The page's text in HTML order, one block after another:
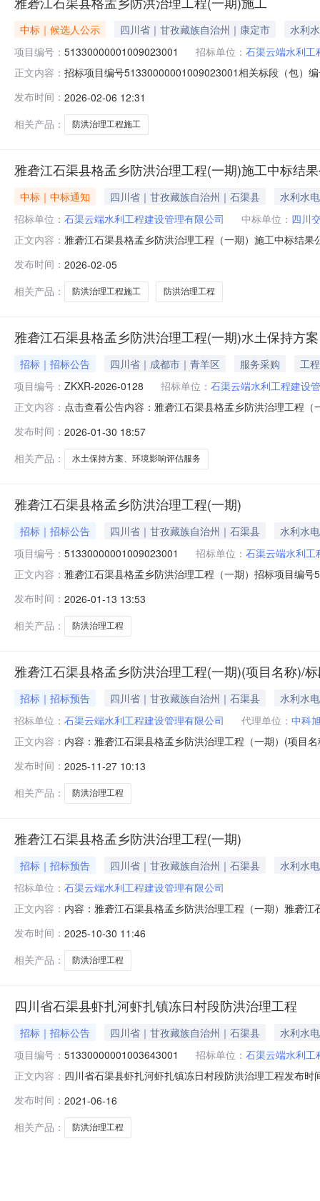
中标｜候选人公示 四川省｜甘孜藏族自治州｜康定市
水利
项目编号： 51330000001009023001 招标单位： 石渠云端水利工
正文内容： 招标项目编号51330000001009023001相关标段（包）
招标代理机构中科旭日建设集团有限公司招标代理机构
发布时间： 2026-02-06 12:31
相关产品：
防洪治理工程施工
雅砻江石渠县格孟乡防洪治理工程(一期)施工中标结
中标｜中标通知 四川省｜甘孜藏族自治州｜石渠县
水利水电
招标单位： 石渠云端水利工程建设管理有限公司 中标单位： 四川
正文内容： 雅砻江石渠县格孟乡防洪治理工程（一期）施工中标结
沿河西路1号工商大厦中标单位四川交建天路建设工程有
发布时间： 2026-02-05
相关产品：
防洪治理工程施工 防洪治理工程
雅砻江石渠县格孟乡防洪治理工程(一期)水土保持方
招标｜招标公告 四川省｜成都市｜青羊区 服务采购
工程
项目编号： ZKXR-2026-0128 招标单位： 石渠云端水利工程建设
正文内容： 点击查看公告内容：雅砻江石渠县格孟乡防洪治理工程
发布时间： 2026-01-30 18:57
相关产品：
水土保持方案、环境影响评估服务
雅砻江石渠县格孟乡防洪治理工程(一期)
招标｜招标公告 四川省｜甘孜藏族自治州｜石渠县
水利水电
项目编号： 51330000001009023001 招标单位： 石渠云端水利工
正文内容： 雅砻江石渠县格孟乡防洪治理工程（一期）招标项目编
江石渠县格孟乡防洪治理工程（一期）(项目名称)/标段
发布时间： 2026-01-13 13:53
相关产品：
防洪治理工程
雅砻江石渠县格孟乡防洪治理工程(一期)(项目名称)/
招标｜招标预告 四川省｜甘孜藏族自治州｜石渠县
水利水电
招标单位： 石渠云端水利工程建设管理有限公司 代理单位： 中科
正文内容： 内容：雅砻江石渠县格孟乡防洪治理工程（一期）(项目
有限公司联系人及联系方式汪堆先生:0836-8622169招
发布时间： 2025-11-27 10:13
相关产品：
防洪治理工程
雅砻江石渠县格孟乡防洪治理工程(一期)
招标｜招标预告 四川省｜甘孜藏族自治州｜石渠县
水利水电
招标单位： 石渠云端水利工程建设管理有限公司
正文内容： 内容：雅砻江石渠县格孟乡防洪治理工程（一期）雅砻
工程是否允许有不良记录否代理范围本项目所涉及需要
发布时间： 2025-10-30 11:46
相关产品：
防洪治理工程
四川省石渠县虾扎河虾扎镇冻日村段防洪治理工程
招标｜招标公告 四川省｜甘孜藏族自治州｜石渠县
水利水电
项目编号： 51330000001003643001 招标单位： 石渠云端水利工
正文内容： 四川省石渠县虾扎河虾扎镇冻日村段防洪治理工程发布
渠县水利局（项目审批、核准或备案机关名称）以石水
发布时间： 2021-06-16
相关产品：
防洪治理工程